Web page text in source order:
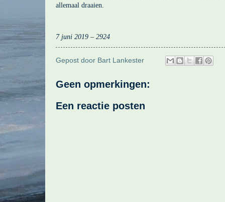
allemaal draaien.
7 juni 2019 – 2924
Gepost door Bart Lankester
Geen opmerkingen:
Een reactie posten